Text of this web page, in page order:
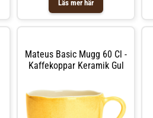
Läs mer här
Mateus Basic Mugg 60 Cl -
Kaffekoppar Keramik Gul